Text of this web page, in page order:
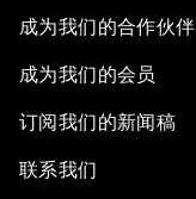
成为我们的合作伙伴
成为我们的会员
订阅我们的新闻稿
联系我们